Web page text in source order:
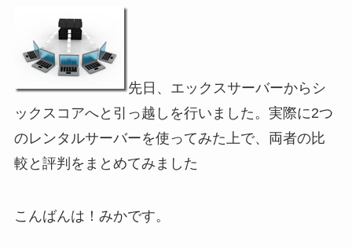
先日、エックスサーバーからシ
ックスコアへと引っ越しを行いました。実際に2つ
のレンタルサーバーを使ってみた上で、両者の比
較と評判をまとめてみました
こんばんは！みかです。